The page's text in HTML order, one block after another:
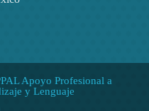
Apoyo Profesional a
y Lenguaje